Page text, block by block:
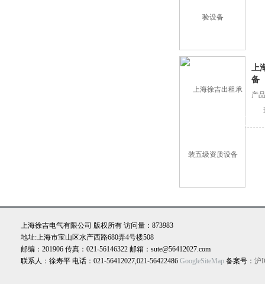
上
备
产
上海徐吉电气有限公司 版权所有 访问量：873983
地址:上海市宝山区水产西路680弄4号楼508
邮编：201906 传真：021-56146322 邮箱：sute@56412027.com
联系人：徐寿平 电话：021-56412027,021-56422486 GoogleSiteMap 备案号： 沪